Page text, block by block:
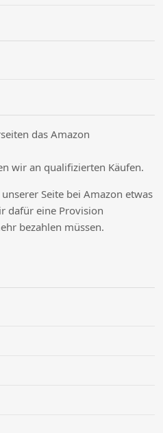
das Amazon
wir an qualifizierten Käufen.
Seite bei Amazon etwas
dafür eine Provision
bezahlen müssen.